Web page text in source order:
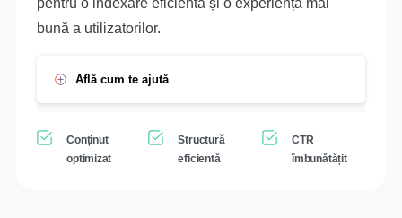
bună a utilizatorilor.
Află cum te ajută
Conținut
optimizat
Structură
eficientă
CTR
îmbunătățit